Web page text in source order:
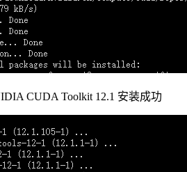
CUDA Toolkit 12.1 安装成功